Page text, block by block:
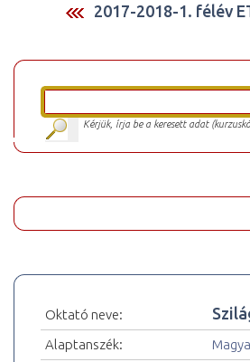
2017-2018-1. félév
Kérjük, írja be a keresett adat
Oktató neve:
Alaptanszék: